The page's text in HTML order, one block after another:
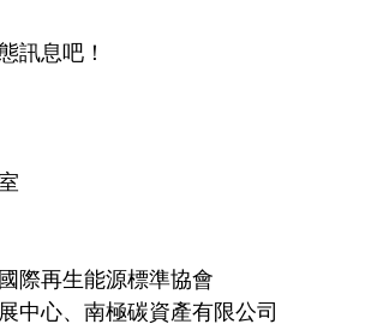
訊息吧！
際再生能源標準協會
中心、南極碳資產有限公司